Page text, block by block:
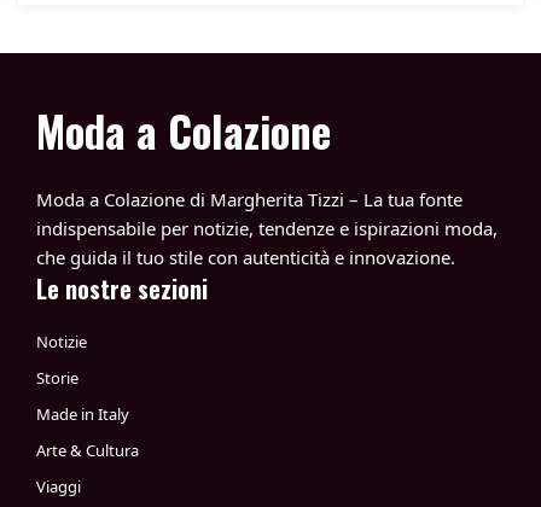
Moda a Colazione
Moda a Colazione di Margherita Tizzi – La tua fonte
indispensabile per notizie, tendenze e ispirazioni moda,
che guida il tuo stile con autenticità e innovazione.
Le nostre sezioni
Notizie
Storie
Made in Italy
Arte & Cultura
Viaggi